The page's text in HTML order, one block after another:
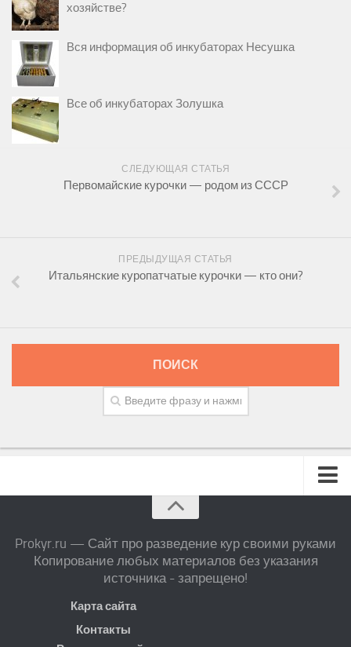
хозяйстве?
Вся информация об инкубаторах Несушка
Все об инкубаторах Золушка
СЛЕДУЮЩАЯ СТАТЬЯ
Первомайские курочки — родом из СССР
ПРЕДЫДУЩАЯ СТАТЬЯ
Итальянские куропатчатые курочки — кто они?
ПОИСК
Prokyr.ru — Сайт про разведение кур своими руками
Копирование любых материалов без указания
источника - запрещено!
Карта сайта
Контакты